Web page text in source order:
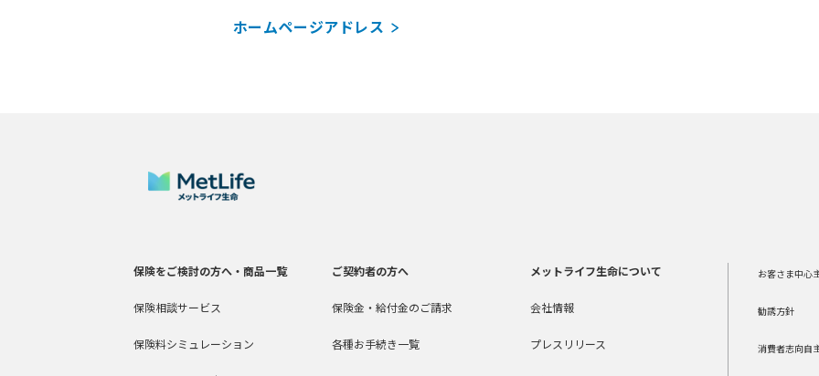
ホームページアドレス
保険をご検討の方へ・商品一覧
保険相談サービス
保険料シミュレーション
ご契約者の方へ
保険金・給付金のご請求
各種お手続き一覧
メットライフ生命について
会社情報
プレスリリース
お客さま中心
勧誘方針
消費者志向自